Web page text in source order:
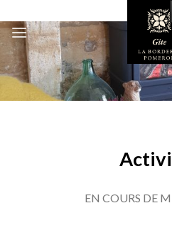
to
content
EN COURS DE